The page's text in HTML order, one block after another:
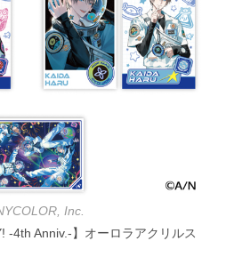
Inc.
-4th Anniv.-】オーロラアクリルス